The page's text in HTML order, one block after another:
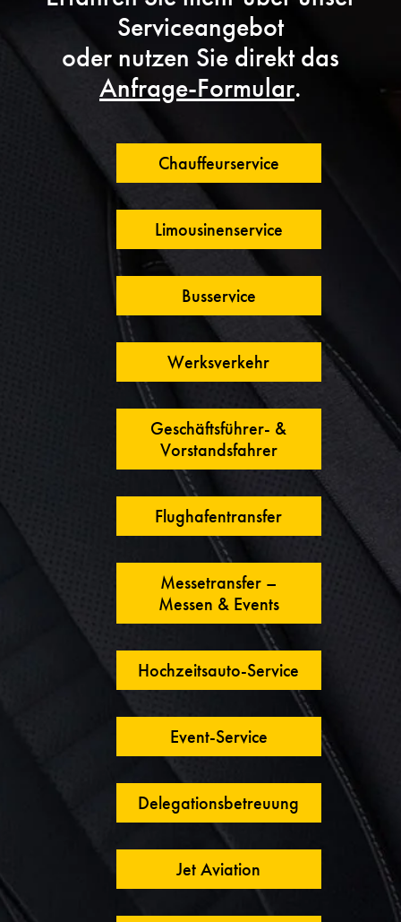
Serviceangebot
oder nutzen Sie direkt das
Anfrage-Formular.
Chauffeurservice
Limousinenservice
Busservice
Werksverkehr
Geschäftsführer- &
Vorstandsfahrer
Flughafentransfer
Messetransfer –
Messen & Events
Hochzeitsauto-Service
Event-Service
Delegationsbetreuung
Jet Aviation